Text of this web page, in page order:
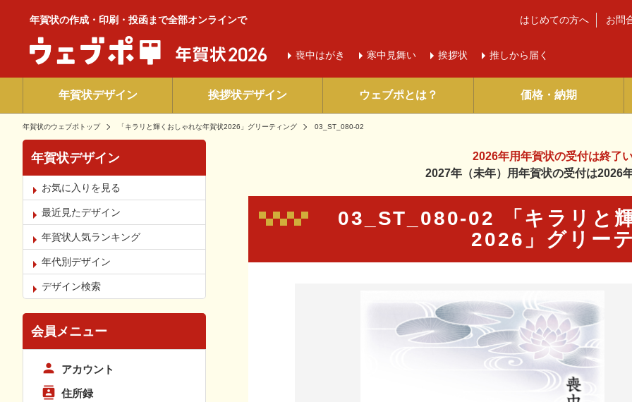
年賀状の作成・印刷・投函まで全部オンラインで
喪中はがき 寒中 見舞い 挨拶状 推しから届く
はじめての方へ お問
年賀状デザイン 挨拶状デザイン ウェブポとは？ 価格・納期
年賀状のウェブポトップ 「キラリと輝くおしゃれな年賀状2026」グリーティング 03_ST_080-02
2026年用年賀状の受付は終了
2027年（未年）用年賀状の受付は2026
03_ST_080-02 「キラリと
2026」グリー
年賀状デザイン
お気に入りを見る
最近見たデザイン
年賀状人気ランキング
年代別デザイン
デザイン検索
会員メニュー
アカウント
住所録